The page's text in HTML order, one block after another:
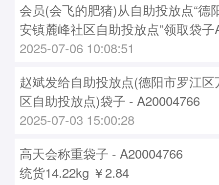
会员(会飞的肥猪)从自助投放点“德
安镇麓峰社区自助投放点”领取袋子
2025-07-06 10:08:51
赵斌发给自助投放点(德阳市罗江
区自助投放点)袋子 - A20004766
2025-07-03 15:00:28
高天会称重袋子 - A20004766
统货14.22kg ￥2.84